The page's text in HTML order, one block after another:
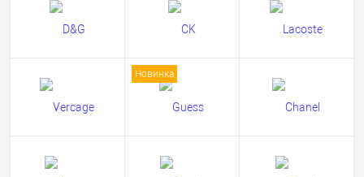
Новинка